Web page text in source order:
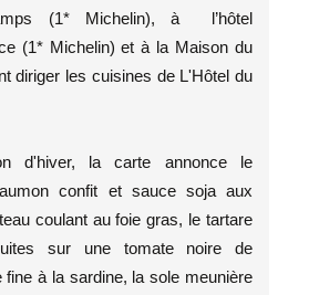
(1* Michelin), à l’hôtel
(1* Michelin) et à la Maison du
diriger les cuisines de L'Hôtel du
d'hiver, la carte annonce le
confit et sauce soja aux
coulant au foie gras, le tartare
sur une tomate noire de
fine à la sardine, la sole meunière